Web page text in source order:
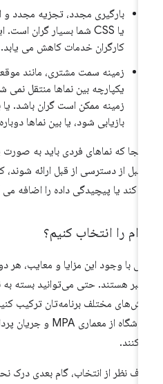
بارگیری مجدد، تجزیه مجدد و
کارگران خدمات کاهش می یابد.
زمینه سمت مشتری، مانند موقعیت
یکپارچه بین نماها منتقل نمی
زمینه ممکن است گران باشد. یا
بازیابی شود، یا بین نماها
آنجا که نماهای فردی باید به صورت
قبل از دسترسی از قبل ارائه شوند، که
کند یا پیچیدگی داده را اضافه می کند.
را انتخاب کنیم؟
هستند. حتی می‌توانید بسته به نیاز
مختلف برنامه‌تان ترکیب کنید،
نظر از انتخاب، گام بعدی درک نحوه